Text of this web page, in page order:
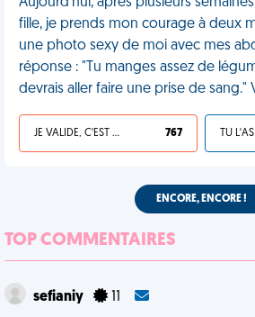
fille, je prends mon courage à deux
une photo sexy de moi avec mes
réponse : "Tu manges assez de
devrais aller faire une prise de sang."
JE VALIDE, C'EST UNE VDM 767
ENCORE, ENCORE !
TOP COMMENTAIRES
sefianiy